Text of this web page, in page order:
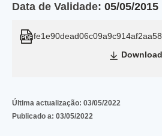
Data de Validade: 05/05/2015
Download
Última actualização: 03/05/2022
Publicado a: 03/05/2022